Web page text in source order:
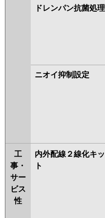
ドレンパン抗菌処理
ニオイ抑制設定
工
事・
サー
ビス
性
内外配線２線化キッ
ト